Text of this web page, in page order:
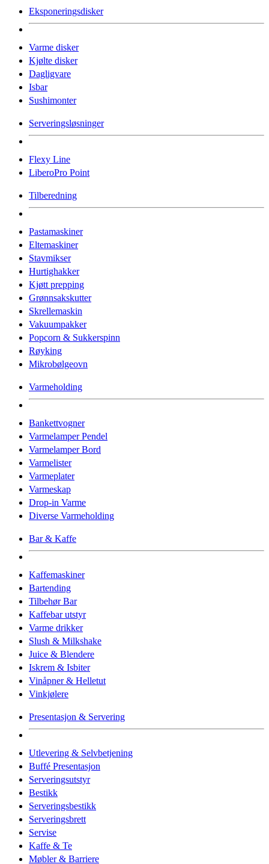
Eksponeringsdisker
Varme disker
Kjølte disker
Dagligvare
Isbar
Sushimonter
Serveringsløsninger
Flexy Line
LiberoPro Point
Tilberedning
Pastamaskiner
Eltemaskiner
Stavmikser
Hurtighakker
Kjøtt prepping
Grønnsakskutter
Skrellemaskin
Vakuumpakker
Popcorn & Sukkerspinn
Røyking
Mikrobølgeovn
Varmeholding
Bankettvogner
Varmelamper Pendel
Varmelamper Bord
Varmelister
Varmeplater
Varmeskap
Drop-in Varme
Diverse Varmeholding
Bar & Kaffe
Kaffemaskiner
Bartending
Tilbehør Bar
Kaffebar utstyr
Varme drikker
Slush & Milkshake
Juice & Blendere
Iskrem & Isbiter
Vinåpner & Helletut
Vinkjølere
Presentasjon & Servering
Utlevering & Selvbetjening
Buffé Presentasjon
Serveringsutstyr
Bestikk
Serveringsbestikk
Serveringsbrett
Servise
Kaffe & Te
Møbler & Barriere